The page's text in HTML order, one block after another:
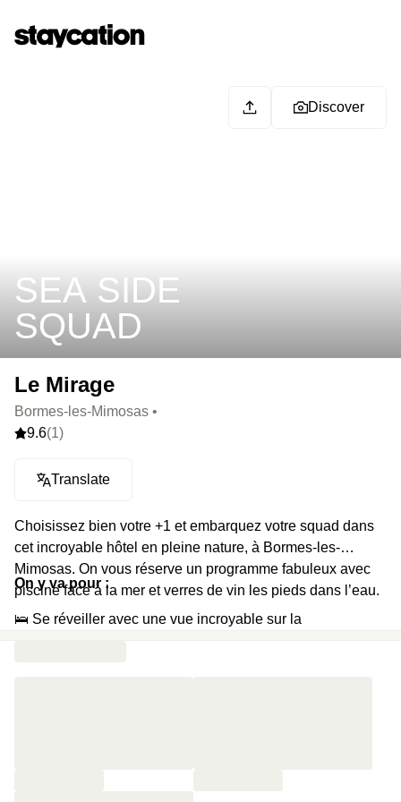
SEA SIDE
SQUAD
Discover
Le Mirage
Bormes-les-Mimosas •
9.6(1)
Translate
Choisissez bien votre +1 et embarquez votre squad dans
cet incroyable hôtel en pleine nature, à Bormes-les-
Mimosas. On vous réserve un programme fabuleux avec
piscine face à la mer et verres de vin les pieds dans l’eau.
On y va pour :
🛌 Se réveiller avec une vue incroyable sur la